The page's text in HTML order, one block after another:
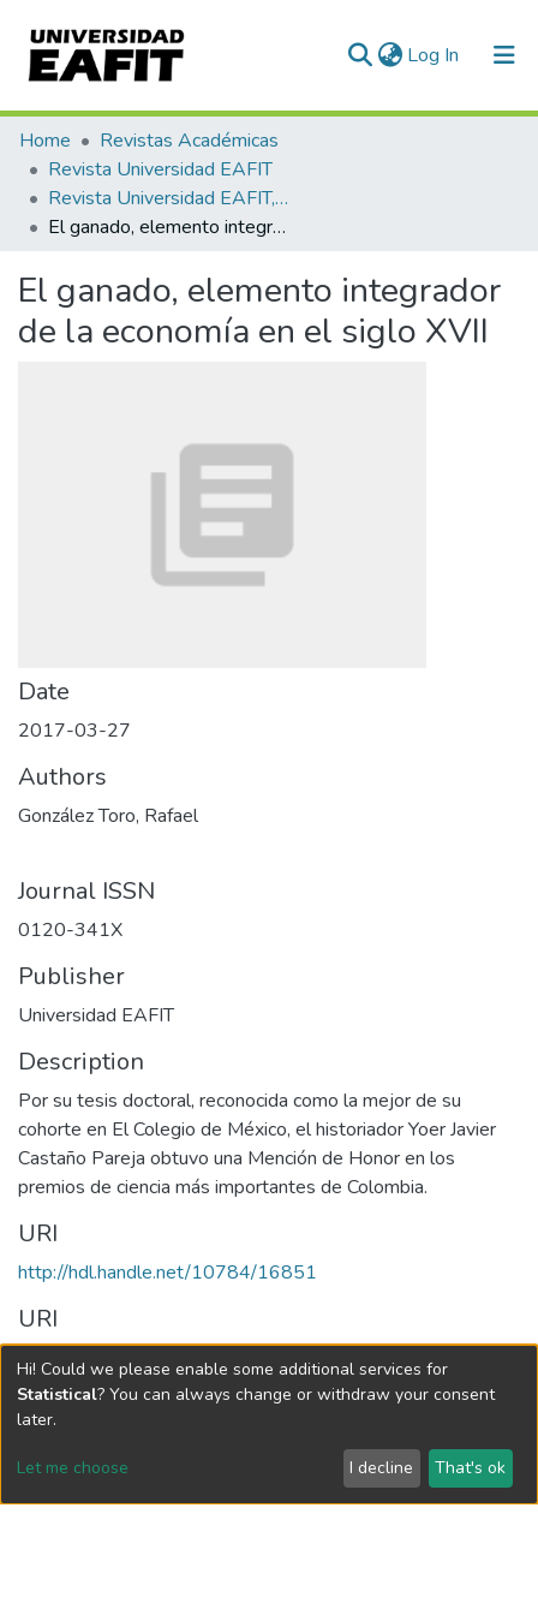
Log In (current)
Home
Revistas Académicas
Revista Universidad EAFIT
Revista Universidad EAFIT, Vol. 52, Núm. 169 (2017)
El ganado, elemento integrador de la economía en el siglo XVII
El ganado, elemento integrador
de la economía en el siglo XVII
Date
2017-03-27
Authors
González Toro, Rafael
Journal ISSN
0120-341X
Publisher
Universidad EAFIT
Description
Por su tesis doctoral, reconocida como la mejor de su
cohorte en El Colegio de México, el historiador Yoer Javier
Castaño Pareja obtuvo una Mención de Honor en los
premios de ciencia más importantes de Colombia.
URI
http://hdl.handle.net/10784/16851
URI
http://publicaciones.eafit.edu.co/index.php/revista-
universidad-eafit/article/view/5678/4440
Collections
Revista Universidad EAFIT, Vol. 52, Núm. 169 (2017)
Hi! Could we please enable some additional services for
Statistical? You can always change or withdraw your consent
later.
Let me choose I decline That's ok